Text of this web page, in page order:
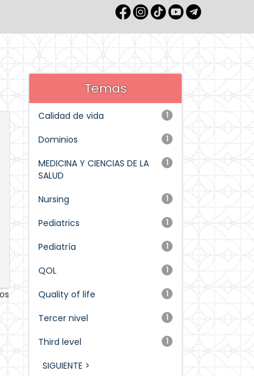
Temas
1
Calidad de vida
1
Dominios
1
MEDICINA Y CIENCIAS DE LA
SALUD
1
Nursing
1
Pediatrics
1
Pediatría
1
QOL
1
Quality of life
1
Tercer nivel
1
Third level
SIGUIENTE >